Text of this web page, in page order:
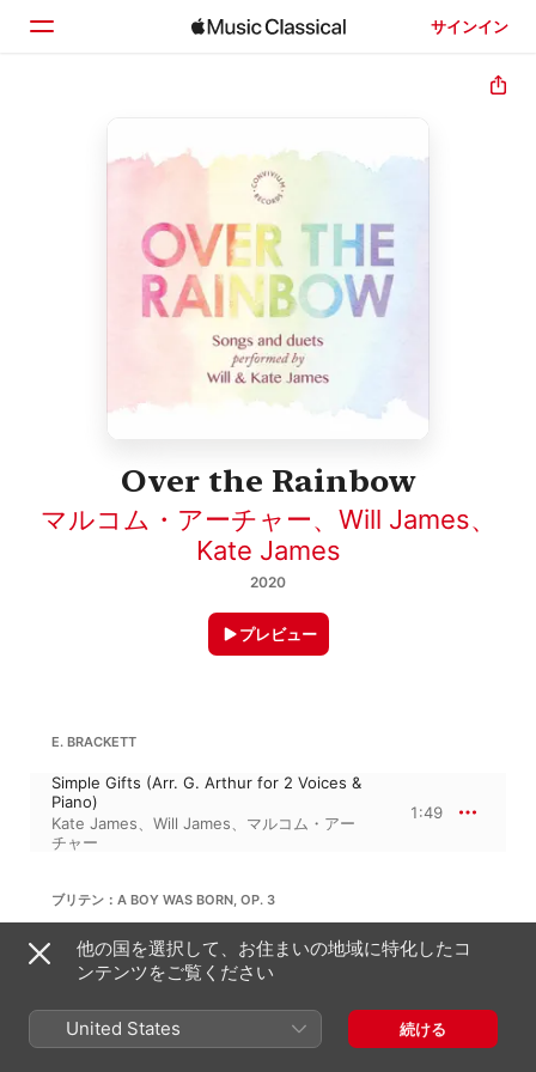
サインイン
見つける
Over the Rainbow
マルコム・アーチャー、 Will James、
Kate James
2020
プレビュー
E. BRACKETT
Simple Gifts (Arr. G. Arthur for 2 Voices &
Piano)
Kate James、 Will James、 マルコム・アー
チャー
1:49
ブリテン：A BOY WAS BORN, OP. 3
Var. 5, Corpus Christi Carol (Arr. for Voice
& Piano)
Kate James、 マルコム・アーチャー
2:50
J. ブランニング：AMAZING DAY
他の国を選択して、お住まいの地域に特化したコ
ンテンツをご覧ください
United States 続ける